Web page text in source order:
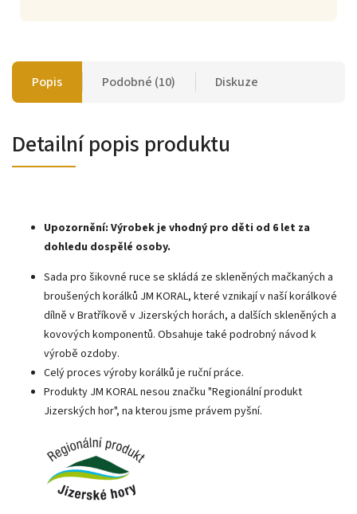
Popis Podobné (10) Diskuze
Detailní popis produktu
Upozornění: Výrobek je vhodný pro děti od 6 let za
dohledu dospělé osoby.
Sada pro šikovné ruce se skládá ze skleněných mačkaných a
broušených korálků JM KORAL, které vznikají v naší korálkové
dílně v Bratříkově v Jizerských horách, a dalších skleněných a
kovových komponentů. Obsahuje také podrobný návod k
výrobě ozdoby.
Celý proces výroby korálků je ruční práce.
Produkty JM KORAL nesou značku "Regionální produkt
Jizerských hor", na kterou jsme právem pyšní.